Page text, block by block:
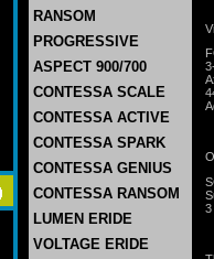
RANSOM
PROGRESSIVE
ASPECT 900/700
CONTESSA SCALE
CONTESSA ACTIVE
CONTESSA SPARK
CONTESSA GENIUS
CONTESSA RANSOM
LUMEN ERIDE
VOLTAGE ERIDE
3